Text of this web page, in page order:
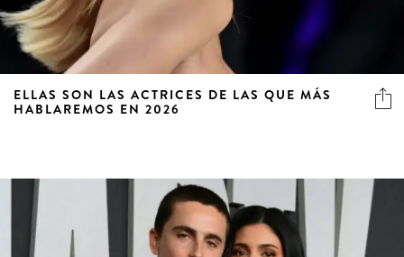
ELLAS SON LAS ACTRICES DE LAS QUE MÁS
HABLAREMOS EN 2026